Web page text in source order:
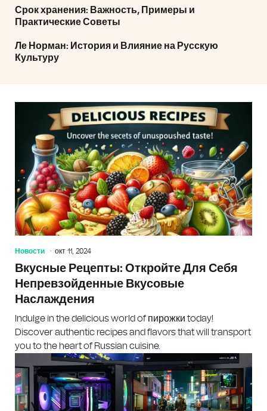
Срок хранения: Важность, Примеры и
Практические Советы
Ле Норман: История и Влияние на Русскую
Культуру
Новости окт 11, 2024
Вкусные Рецепты: Откройте Для Себя
Непревзойденные Вкусовые
Наслаждения
Indulge in the delicious world of пирожки today!
Discover authentic recipes and flavors that will transport
you to the heart of Russian cuisine.